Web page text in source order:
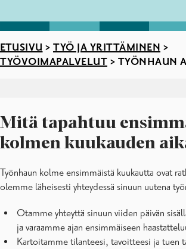
ETUSIVU > TYÖ JA YRITTÄMINEN >
TYÖVOIMAPALVELUT > TYÖNHAUN
Mitä tapahtuu
kolmen kuukauden
Työnhaun kolme ensimmäistä kuukautta ovat
olemme läheisesti yhteydessä sinuun uutena
Otamme yhteyttä sinuun viiden päivän
ja varaamme ajan ensimmäiseen
Kartoitamme tilanteesi, tavoitteesi ja tuen